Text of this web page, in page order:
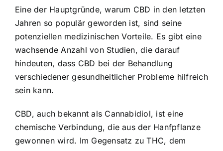
Eine der Hauptgründe, warum CBD in den letzten
Jahren so populär geworden ist, sind seine
potenziellen medizinischen Vorteile. Es gibt eine
wachsende Anzahl von Studien, die darauf
hindeuten, dass CBD bei der Behandlung
verschiedener gesundheitlicher Probleme hilfreich
sein kann.
CBD, auch bekannt als Cannabidiol, ist eine
chemische Verbindung, die aus der Hanfpflanze
gewonnen wird. Im Gegensatz zu THC, dem